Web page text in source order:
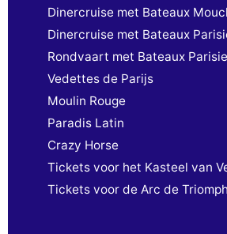
Dinercruise met Bateaux
Dinercruise met Bateaux
Rondvaart met Bateaux
Vedettes de Parijs
Moulin Rouge
Paradis Latin
Crazy Horse
Tickets voor het Kasteel van
Tickets voor de Arc de